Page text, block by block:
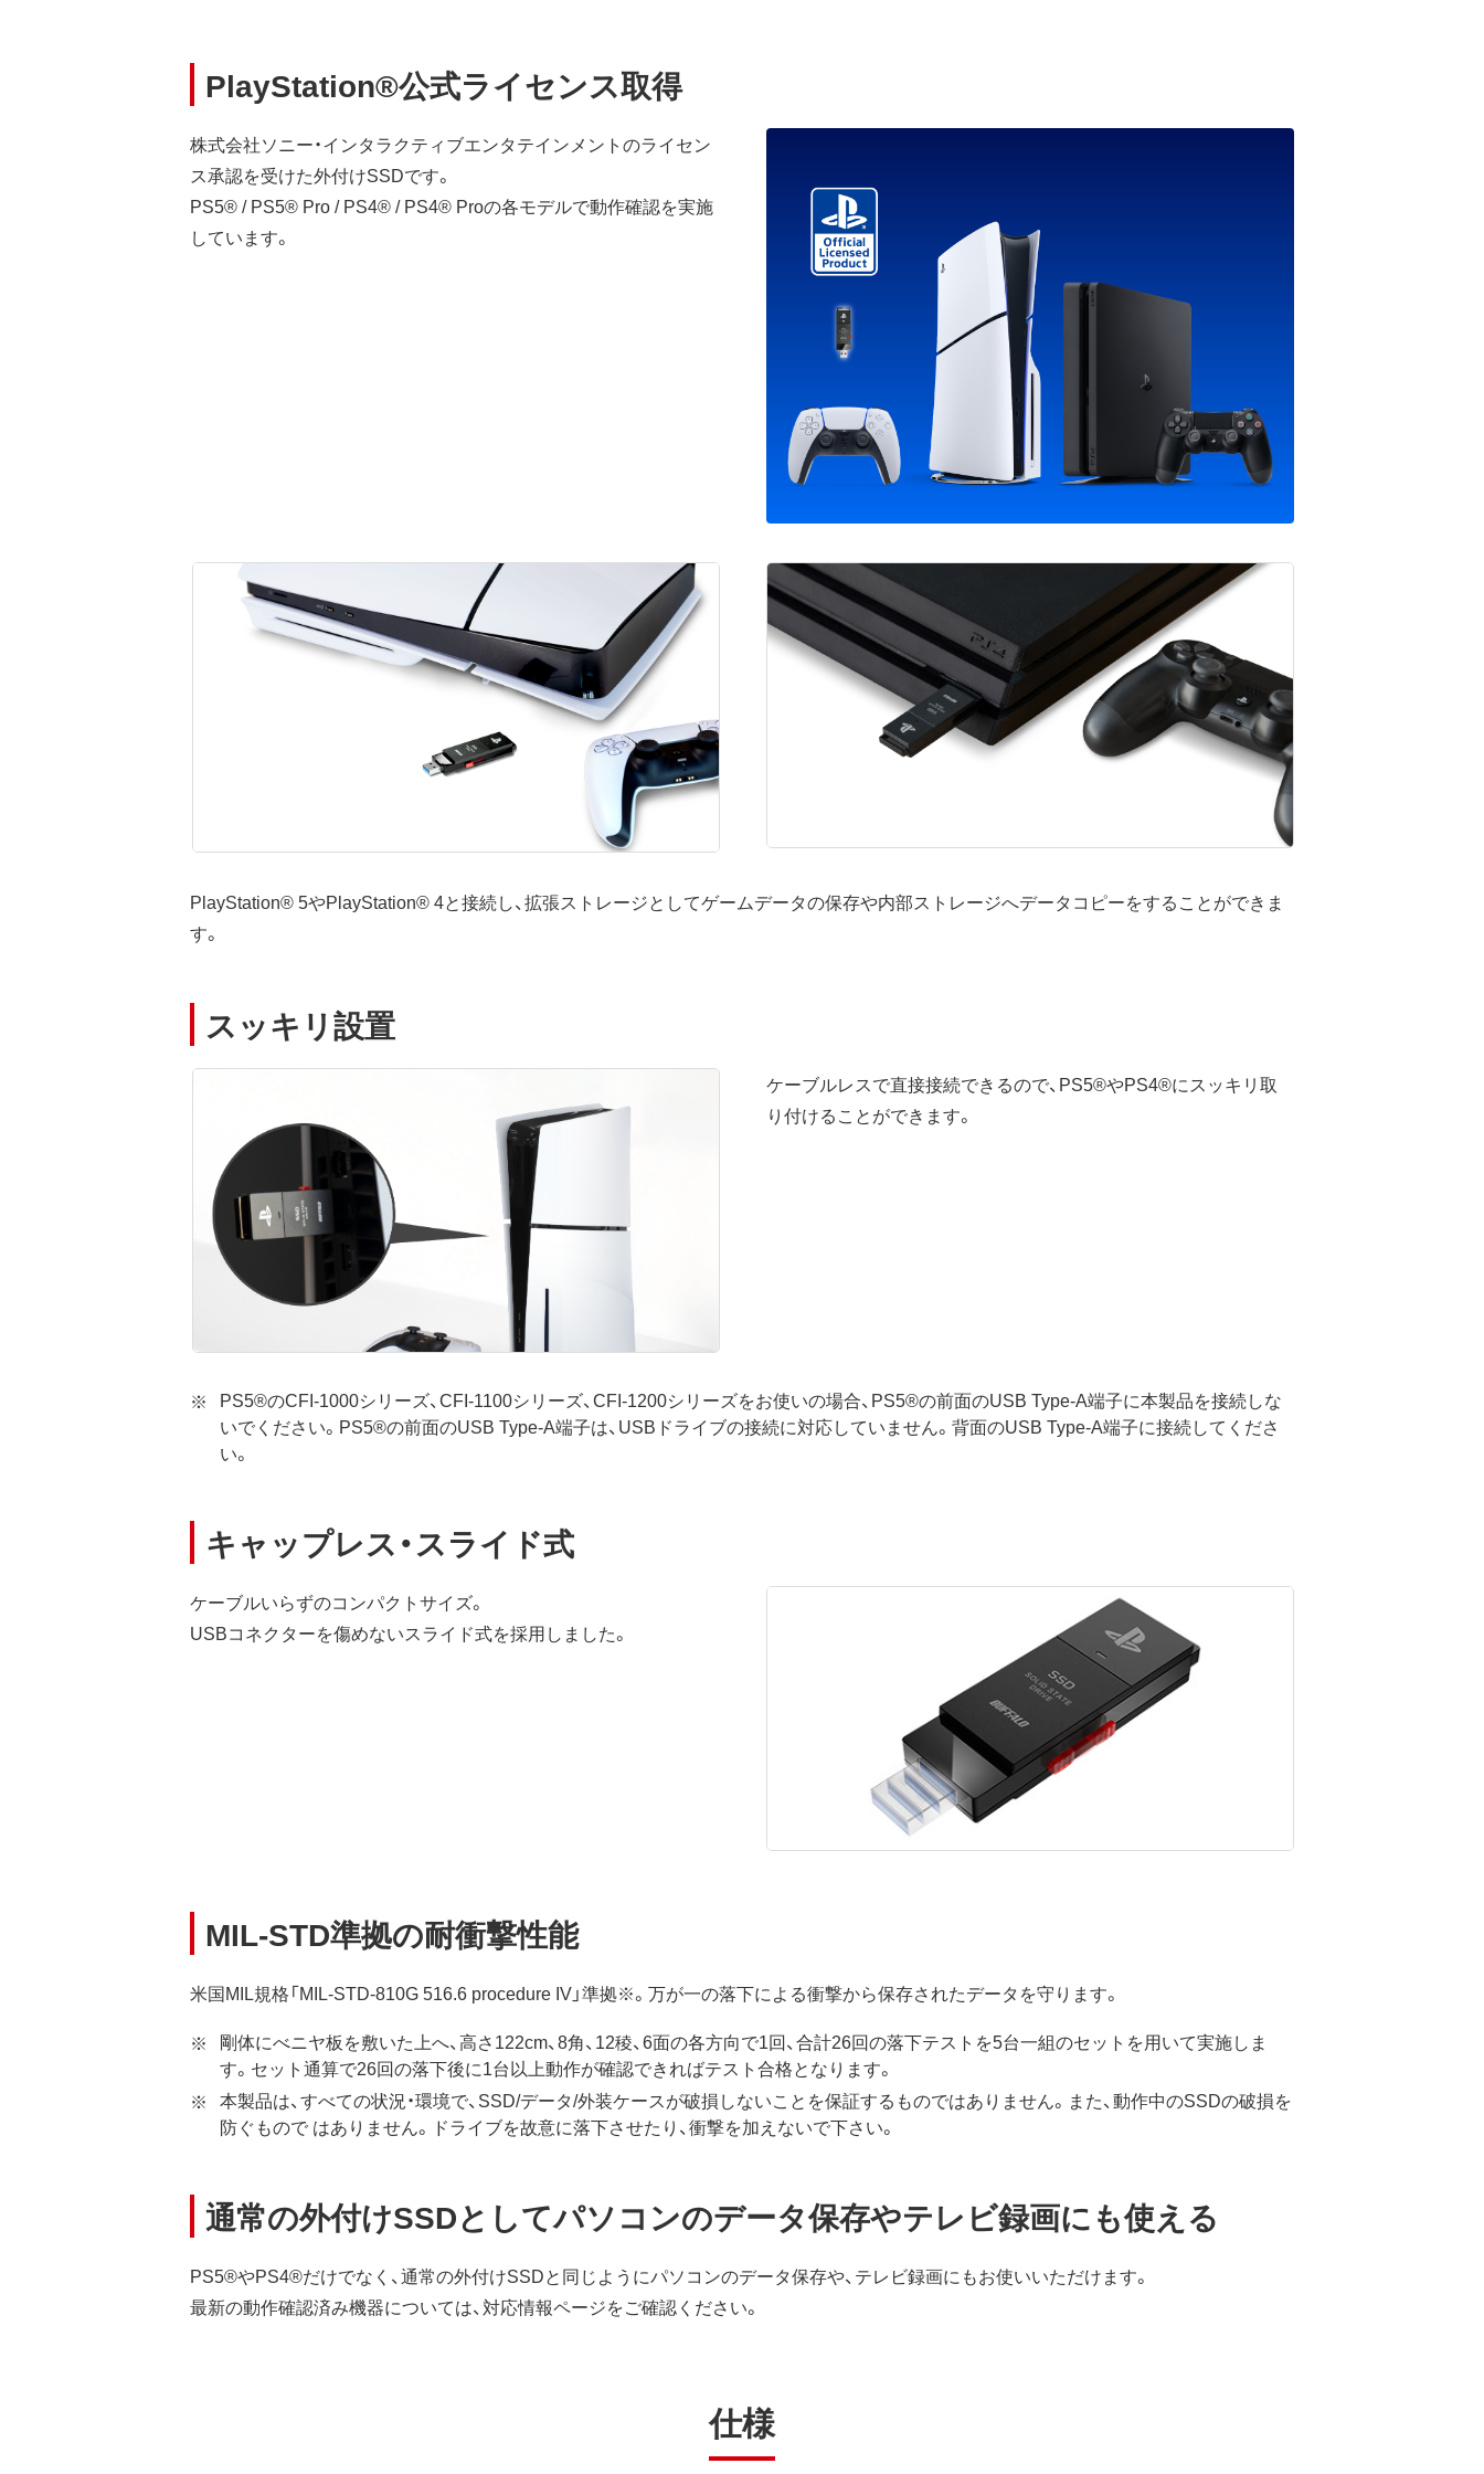
PlayStation®公式ライセンス取得
株式会社ソニー・インタラクティブエンタテインメントのライセン
ス承認を受けた外付けSSDです。
PS5® / PS5® Pro / PS4® / PS4® Proの各モデルで動作確認を実施
しています。
PlayStation® 5やPlayStation® 4と接続し、拡張ストレージとしてゲームデータの保存や内部ストレージへデータコピーをすることができま
す。
スッキリ設置
ケーブルレスで直接接続できるので、PS5®やPS4®にスッキリ取
り付けることができます。
PS5®のCFI-1000シリーズ、CFI-1100シリーズ、CFI-1200シリーズをお使いの場合、PS5®の前面のUSB Type-A端子に本製品を接続しな
いでください。PS5®の前面のUSB Type-A端子は、USBドライブの接続に対応していません。背面のUSB Type-A端子に接続してくださ
い。
キャップレス・スライド式
ケーブルいらずのコンパクトサイズ。
USBコネクターを傷めないスライド式を採用しました。
MIL-STD準拠の耐衝撃性能
米国MIL規格「MIL-STD-810G 516.6 procedure IV」準拠※。万が一の落下による衝撃から保存されたデータを守ります。
剛体にべニヤ板を敷いた上へ、高さ122cm、8角、12稜、6面の各方向で1回、合計26回の落下テストを5台一組のセットを用いて実施しま
す。セット通算で26回の落下後に1台以上動作が確認できればテスト合格となります。
本製品は、すべての状況・環境で、SSD/データ/外装ケースが破損しないことを保証するものではありません。また、動作中のSSDの破損を
防ぐもので はありません。ドライブを故意に落下させたり、衝撃を加えないで下さい。
通常の外付けSSDとしてパソコンのデータ保存やテレビ録画にも使える
PS5®やPS4®だけでなく、通常の外付けSSDと同じようにパソコンのデータ保存や、テレビ録画にもお使いいただけます。
最新の動作確認済み機器については、対応情報ページをご確認ください。
仕様